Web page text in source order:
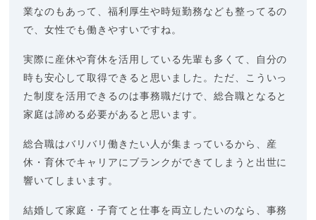
業なのもあって、福利厚生や時短勤務なども整ってるの
で、女性でも働きやすいですね。
実際に産休や育休を活用している先輩も多くて、自分の
時も安心して取得できると思いました。ただ、こういっ
た制度を活用できるのは事務職だけで、総合職となると
家庭は諦める必要があると思います。
総合職はバリバリ働きたい人が集まっているから、産
休・育休でキャリアにブランクができてしまうと出世に
響いてしまいます。
結婚して家庭・子育てと仕事を両立したいのなら、事務